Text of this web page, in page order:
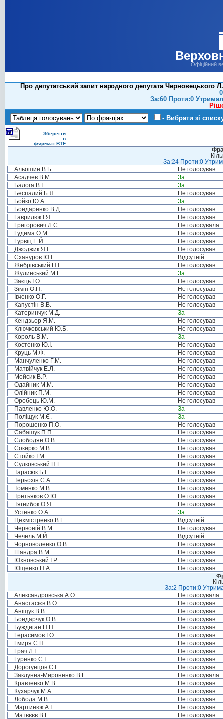
Офіційний
Про депутатський запит народного депутата Черновецького
За:60 Проти:0
- Вибрати зі
Зберегти
в
форматі RTF
За:24 Проти:0
Альошин В.Б.
Не голосував
Асадчев В.М.
За
Балога В.І.
За
Беспалий Б.Я.
Не голосував
Бойко Ю.А.
За
Бондаренко В.Д.
Не голосував
Гаврилюк І.Я.
Не голосував
Григорович Л.С.
Не голосувала
Гудима О.М.
Не голосував
Гурвіц Е.Й.
Не голосував
Джоджик Я.І.
Не голосував
Єхануров Ю.І.
Відсутній
Жебрівський П.І.
Не голосував
Жулинський М.Г.
За
Заєць І.О.
Не голосував
Зімін О.П.
Не голосував
Івченко О.Г.
Не голосував
Капустін В.В.
Не голосував
Катеринчук М.Д.
За
Кендзьор Я.М.
Не голосував
Ключковський Ю.Б.
Не голосував
Король В.М.
За
Костенко Ю.І.
Не голосував
Круць М.Ф.
Не голосував
Манчуленко Г.М.
Не голосував
Матвійчук Е.Л.
Не голосував
Мойсик В.Р.
Не голосував
Одайник М.М.
Не голосував
Олійник П.М.
Не голосував
Оробець Ю.М.
Не голосував
Павленко Ю.О.
За
Поліщук М.Є.
За
Порошенко П.О.
Не голосував
Сабашук П.П.
Не голосував
Слободян О.В.
Не голосував
Сокирко М.В.
Не голосував
Стойко І.М.
Не голосував
Сулковський П.Г.
Не голосував
Тарасюк Б.І.
Не голосував
Терьохін С.А.
Не голосував
Томенко М.В.
Не голосував
Третьяков О.Ю.
Не голосував
Тягнибок О.Я.
Не голосував
Устенко О.А.
За
Цехмістренко В.Г.
Відсутній
Червоній В.М.
Не голосував
Чечель М.Й.
Відсутній
Чорноволенко О.В.
Не голосував
Шандра В.М.
Не голосував
Юхновський І.Р.
Не голосував
Ющенко П.А.
Не голосував
За:2 Проти:0
Александровська А.О.
Не голосувала
Анастасієв В.О.
Не голосував
Аніщук В.В.
Не голосував
Бондарчук О.В.
Не голосував
Буждиган П.П.
Не голосував
Герасимов І.О.
Не голосував
Гмиря С.П.
Не голосував
Грач Л.І.
Не голосував
Гуренко С.І.
Не голосував
Дорогунцов С.І.
Не голосував
Заклунна-Мироненко В.Г.
Не голосувала
Кравченко М.В.
Не голосував
Кухарчук М.А.
Не голосував
Лобода М.В.
Не голосував
Мартинюк А.І.
Не голосував
Матвєєв В.Г.
Не голосував